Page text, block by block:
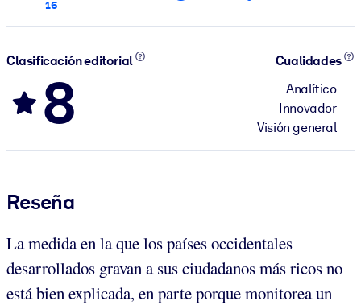
16
Clasificación editorial
8
Cualidades
Analítico
Innovador
Visión general
Reseña
La medida en la que los países occidentales
desarrollados gravan a sus ciudadanos más ricos no
está bien explicada, en parte porque monitorea un